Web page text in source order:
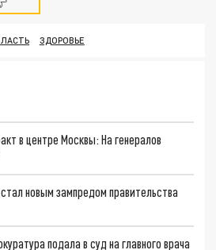
ЗДОРОВЬЕ
в центре Москвы: На генералов
новым зампредом правительства
подала в суд на главного врача